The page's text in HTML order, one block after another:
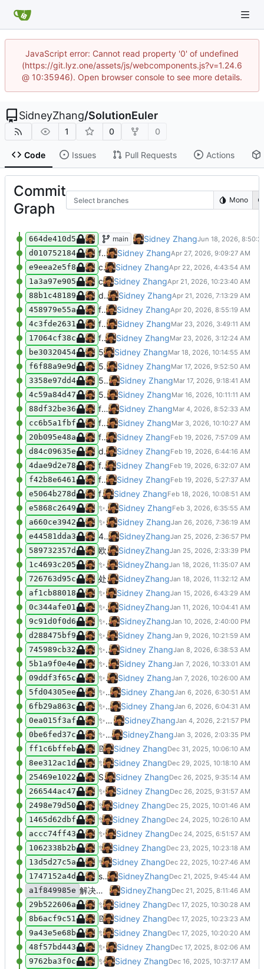
JavaScript error: Cannot read property '0' of undefined
(https://git.lyz.one/assets/js/webcomponents.js?v=1.24.6
@ 10:35946). Open browser console to see more details.
SidneyZhang/SolutionEuler
1 0 0
Code Issues Pull Requests Actions
Commit
Graph
Select branches Mono
664de410d5 feat: 添加欧拉项目第56题解法（最大数字和
main Sidney Zhang
d010752184 fix: 统一文件编码为 utf-8 并将 benchmark 日志改为英文 Sidney Zhang
e9eea2e5f8 chore: update 2026-04-22 Sidney Zhang
1a3a97e905 chore: update 2026-04-21 Sidney Zhang
88b1c48189 docs(0053.Combinatoric): 添加组合数单峰对称性与四种高效算法推导 Sidney Zhang
458979e55a feat(0053): 添加组合数超百万计数解法 Sidney Zhang
4c3fde2631 feat(0052.PermutedMultiples): 添加 Rust 测试压缩包 Sidney Zhang
17064cf38c feat(0052): 添加欧拉52题“排列倍数”的最优算法实现 Sidney Zhang
be30320454 51题完成解决 Sidney Zhang
f6f88a9e9d 50题解决了，使用了动态上限，优化了搜索。 Sidney Zhang
3358e97dd4 50题暂算解决吧……但速度依然不是很满意。 Sidney Zhang
4c59a84d47 50题解决中，已有简单解法，在尝试更快的版本。 Sidney Zhang
88df32be36 feat(cli): 支持多重目录结构与特殊解法运行，新增解法列表选项 Sidney Zhang
cc6b5a1fbf feat: 添加欧拉计划第49题“素数排列”的Python解法 Sidney Zhang
20b095e48a feat: 添加欧拉788题“支配数字”组合解法 Sidney Zhang
d84c09635e docs: 添加 SelfPowers 题解 README，详解 Carmichael 函数与 CRT 优化 Sidney Zhang
4dae9d2e78 feat(tools): 新增题目时自动生成带计时装饰器的模板文件 Sidney Zhang
f42b8e6461 feat(0047): 添加筛法计算不同质因数个数及基于数位的动态搜索策略 Sidney Zhang
e5064b278d feat(0047): 添加欧拉47题质因数分解与连续整数检测实现 Sidney Zhang
e5868c2649 ✨
feat(0046.GoldbachsConjecture)：添加
Sidney Zhang
a660ce3942 ✨
feat(euler_45)：添加欧拉项目第45题解
Sidney Zhang
e44581dda3 44题解法说明 SidneyZhang
589732357d 欧拉第44题「五边形数」完整解法 SidneyZhang
1c4693c205 ✨
新增 0044 五角数问题求解脚本
SidneyZhang
726763d95c 处理错误添加 SidneyZhang
af1cb88018 ✨
feat(0043.SubStrDivisibility)：添加欧拉
Sidney Zhang
0c344afe01 ✨
新增欧拉第41、42题Python解法
SidneyZhang
9c91d0f0d6 ✨
新增 0039、0040 题解及配套文档
SidneyZhang
d288475bf9 ✨
feat(euler_39.py)：添加欧拉项目第39题
Sidney Zhang
745989cb32 ✨
feat(euler_37.py)：修复combine_lists函
Sidney Zhang
5b1a9f0e4e ✨
feat(euler_37.py)：添加截断素数验证函
Sidney Zhang
09ddf3f65c ✨
feat(main.py)：重构主函数调用方式，将
Sidney Zhang
5fd04305ee ✨
feat(Palindromes)：添加欧拉项目第36
Sidney Zhang
6fb29a863c ✨
feat(main.py)：添加CLI工具支持问题管
Sidney Zhang
0ea015f3af ✨
新增欧拉第34、35题解法及说明
SidneyZhang
0be6fed37c ✨
新增欧拉第33题“数字约分分数”双解法实现
SidneyZhang
ff1c6bffeb 📝
docs(0031)：添加动态规划数学原理和
Sidney Zhang
8ee312ac1d ✨
feat：添加欧拉项目第30题和第31题的解
Sidney Zhang
25469e1022 Symbol(clack:cancel) Sidney Zhang
266544ac47 ✨
feat(0029.DistinctPowers)：添加欧拉项
Sidney Zhang
2498e79d50 ✨
feat(0028.NumDiagonals)：添加欧拉项
Sidney Zhang
1465d62dbf ✨
feat(solutions)：新增欧拉项目第25-27题
Sidney Zhang
accc74ff43 ✨
feat(solutions)：新增排列问题解决方案
Sidney Zhang
1062338b2b ✨
feat(euler_24.py)：添加欧拉项目第24题
Sidney Zhang
13d5d27c5a ✨
feat(pyproject.toml)：添加sympy依赖用
Sidney Zhang
1747152a4d solutions of problem 21 and problem 20 SidneyZhang
a1f849985e 解决问题19 SidneyZhang
29b522606a ✨
feat(server.ts): 支持环境变量端口配置并
Sidney Zhang
8b6acf9c51 📝
docs(solutions/0067.MaxPathSum2)：
Sidney Zhang
9a43e5e68b ✨
feat(pyproject.toml)：添加mplusa依赖用
Sidney Zhang
48f57bd443 ✨
feat(eular_12.py)：优化质数测试参数并
Sidney Zhang
9762ba3f0c ✨
feat(eular_12.py)：添加Miller-Rabin素性
Sidney Zhang